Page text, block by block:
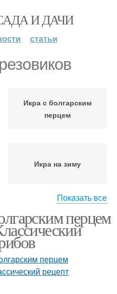
И ДАЧИ
статьи
Икра с болгарским
перцем
Икра на зиму
Икры на зиму
Заготовка из
Показать все
перцем